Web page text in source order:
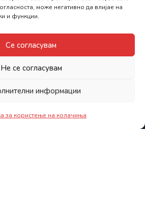
може негативно да влијае на
и функции.
Се согласувам
Не се согласувам
информации
за користење на колачиња